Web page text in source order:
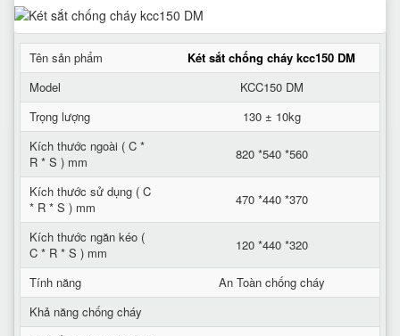
Tên sản phẩm
Két sắt chống cháy kcc150 DM
Model
KCC150 DM
Trọng lượng
130 ± 10kg
Kích thước ngoài ( C *
R * S ) mm
820 *540 *560
Kích thước sử dụng ( C
* R * S ) mm
470 *440 *370
Kích thước ngăn kéo (
C * R * S ) mm
120 *440 *320
Tính năng
An Toàn chống cháy
Khả năng chống cháy